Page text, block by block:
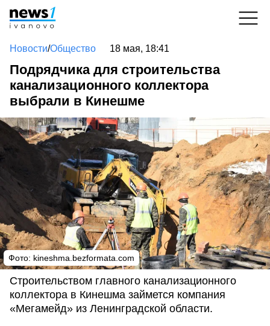
Новости/Общество 18 мая, 18:41
Подрядчика для строительства
канализационного коллектора
выбрали в Кинешме
Фото: kineshma.bezformata.com
Строительством главного канализационного
коллектора в Кинешма займется компания
«Мегамейд» из Ленинградской области.